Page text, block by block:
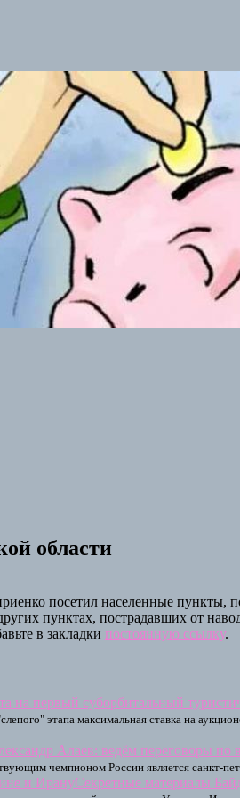
области
посетил населенные
пунктах, пострадавших от
в закладки постоянную ссылку.
этапа максимальная ставка на
Алаев: ведём переговоры
чемпионом России является санкт-
Секретные материалы